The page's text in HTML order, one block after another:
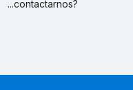
...contactarnos?